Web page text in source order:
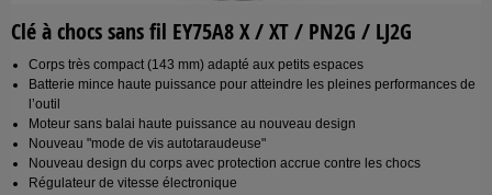
Clé à chocs sans fil EY75A8 X / XT / PN2G / LJ2G
Corps très compact (143 mm) adapté aux petits espaces
Batterie mince haute puissance pour atteindre les pleines performances de
l’outil
Moteur sans balai haute puissance au nouveau design
Nouveau "mode de vis autotaraudeuse"
Nouveau design du corps avec protection accrue contre les chocs
Régulateur de vitesse électronique